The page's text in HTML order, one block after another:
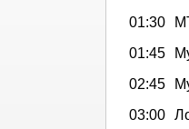
01:30
01:45
02:45
03:00